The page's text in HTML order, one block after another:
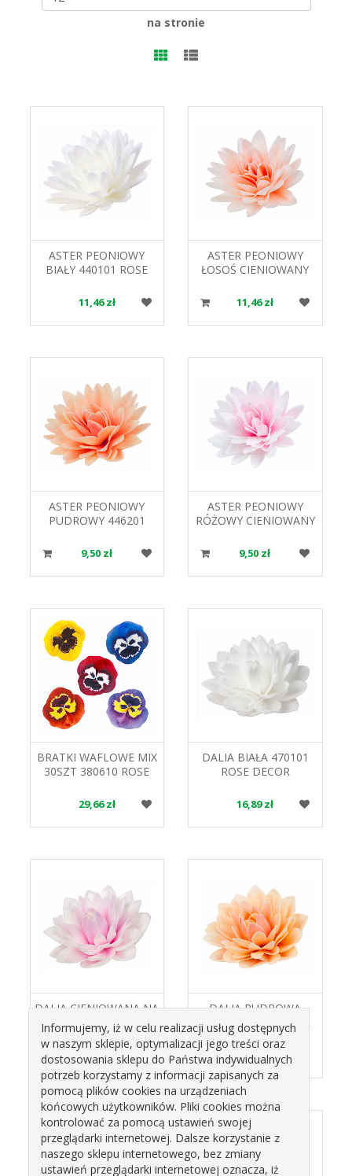
na stronie
ASTER PEONIOWY
BIAŁY 440101 ROSE
11,46 zł
ASTER PEONIOWY
ŁOSOŚ CIENIOWANY
11,46 zł
ASTER PEONIOWY
PUDROWY 446201
9,50 zł
ASTER PEONIOWY
RÓŻOWY CIENIOWANY
9,50 zł
BRATKI WAFLOWE MIX
30SZT 380610 ROSE
29,66 zł
DALIA BIAŁA 470101
ROSE DECOR
16,89 zł
DALIA CIENIOWANA NA
RÓŻ 470801 ROSE
DECOR
16,14 zł
DALIA PUDROWA
476201 ROSE DECOR
16,89 zł
Informujemy, iż w celu realizacji usług dostępnych
w naszym sklepie, optymalizacji jego treści oraz
dostosowania sklepu do Państwa indywidualnych
potrzeb korzystamy z informacji zapisanych za
pomocą plików cookies na urządzeniach
końcowych użytkowników. Pliki cookies można
kontrolować za pomocą ustawień swojej
przeglądarki internetowej. Dalsze korzystanie z
naszego sklepu internetowego, bez zmiany
ustawień przeglądarki internetowej oznacza, iż